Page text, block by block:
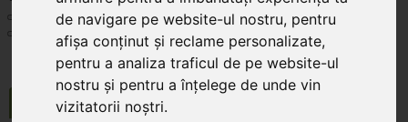
de navigare pe website-ul nostru, pentru
afișa conținut și reclame personalizate,
pentru a analiza traficul de pe website-ul
nostru și pentru a înțelege de unde vin
vizitatorii noștri.
Transportul este GRATUIT pentru comenzile mai mari de 350 Lei. Comanda minimă în
valoare de 100 Lei. Expediere în 1 - 2 zile lucrătoare.